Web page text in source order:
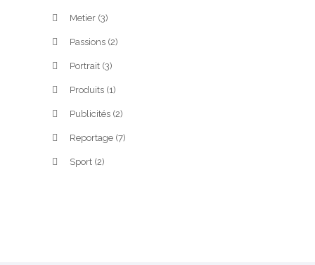
Metier (3)
Passions (2)
Portrait (3)
Produits (1)
Publicités (2)
Reportage (7)
Sport (2)